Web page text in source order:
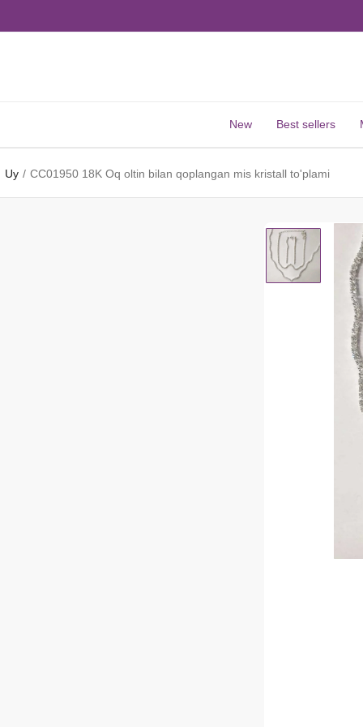
New Best sellers
Uy CC01950 18K Oq oltin bilan qoplangan mis kristall to'plami